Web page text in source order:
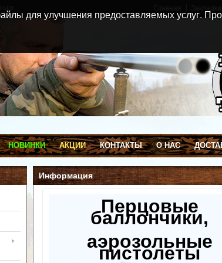
НОВИНКИ АКЦИИ КОНТАКТЫ О НАС
Информация
Перцовые
баллончики,
аэрозольные
пистолеты
для улучшения предоставляемых услуг.